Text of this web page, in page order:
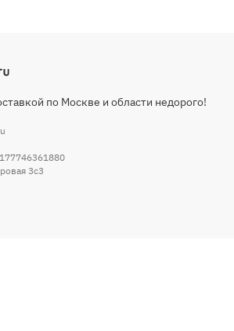
по Москве и области недорого!
3c3